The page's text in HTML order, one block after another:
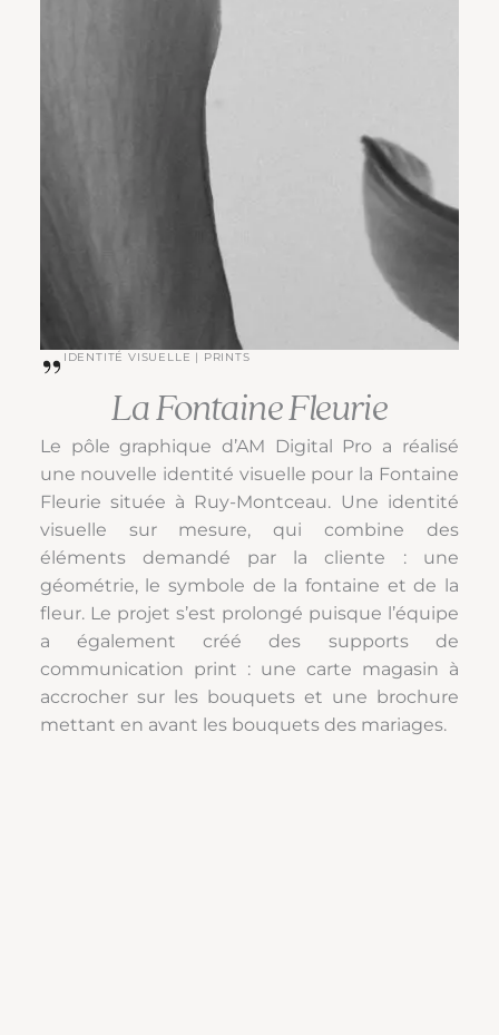
IDENTITÉ VISUELLE | PRINTS
La Fontaine Fleurie
Le pôle graphique d’AM Digital Pro a réalisé
une nouvelle identité visuelle pour la Fontaine
Fleurie située à Ruy-Montceau. Une identité
visuelle sur mesure, qui combine des
éléments demandé par la cliente : une
géométrie, le symbole de la fontaine et de la
fleur. Le projet s’est prolongé puisque l’équipe
a également créé des supports de
communication print : une carte magasin à
accrocher sur les bouquets et une brochure
mettant en avant les bouquets des mariages.